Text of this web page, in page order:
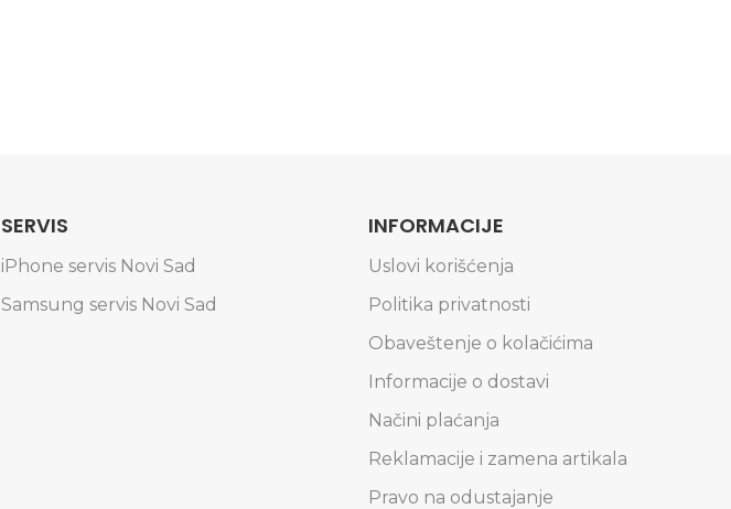
SERVIS
iPhone servis Novi Sad
Samsung servis Novi Sad
INFORMACIJE
Uslovi korišćenja
Politika privatnosti
Obaveštenje o kolačićima
Informacije o dostavi
Načini plaćanja
Reklamacije i zamena artikala
Pravo na odustajanje